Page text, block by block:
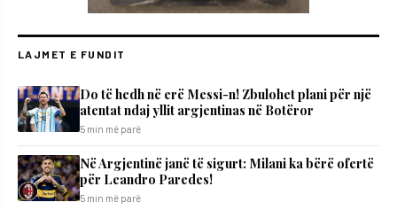
LAJMET E FUNDIT
Do të hedh në erë Messi-n! Zbulohet plani për një
atentat ndaj yllit argjentinas në Botëror
5 min më parë
Në Argjentinë janë të sigurt: Milani ka bërë ofertë
për Leandro Paredes!
5 min më parë